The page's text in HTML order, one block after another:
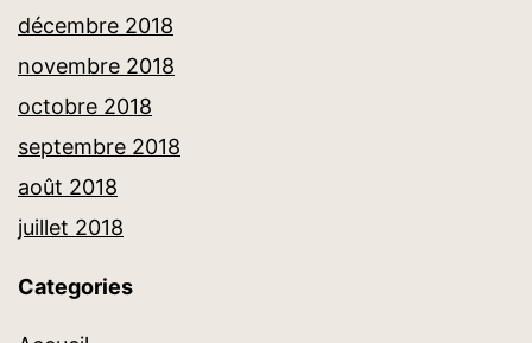
décembre 2018
novembre 2018
octobre 2018
septembre 2018
août 2018
juillet 2018
Categories